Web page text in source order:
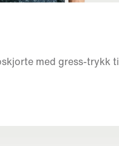
med gress-trykk til